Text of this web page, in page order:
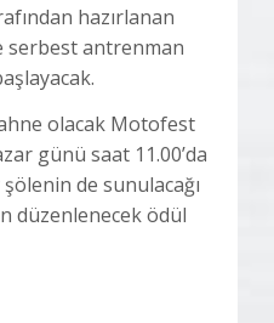
hazırlanan
serbest antrenman
olacak Motofest
günü saat 11.00’da
de sunulacağı
düzenlenecek ödül